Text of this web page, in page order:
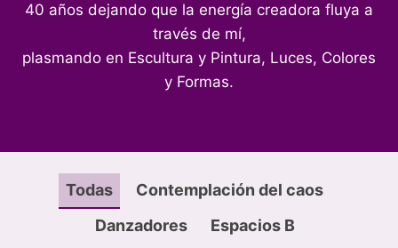
40 años dejando que la energía creadora fluya a
través de mí,
plasmando en Escultura y Pintura, Luces, Colores
y Formas.
Todas
Contemplación del caos
Danzadores
Espacios B